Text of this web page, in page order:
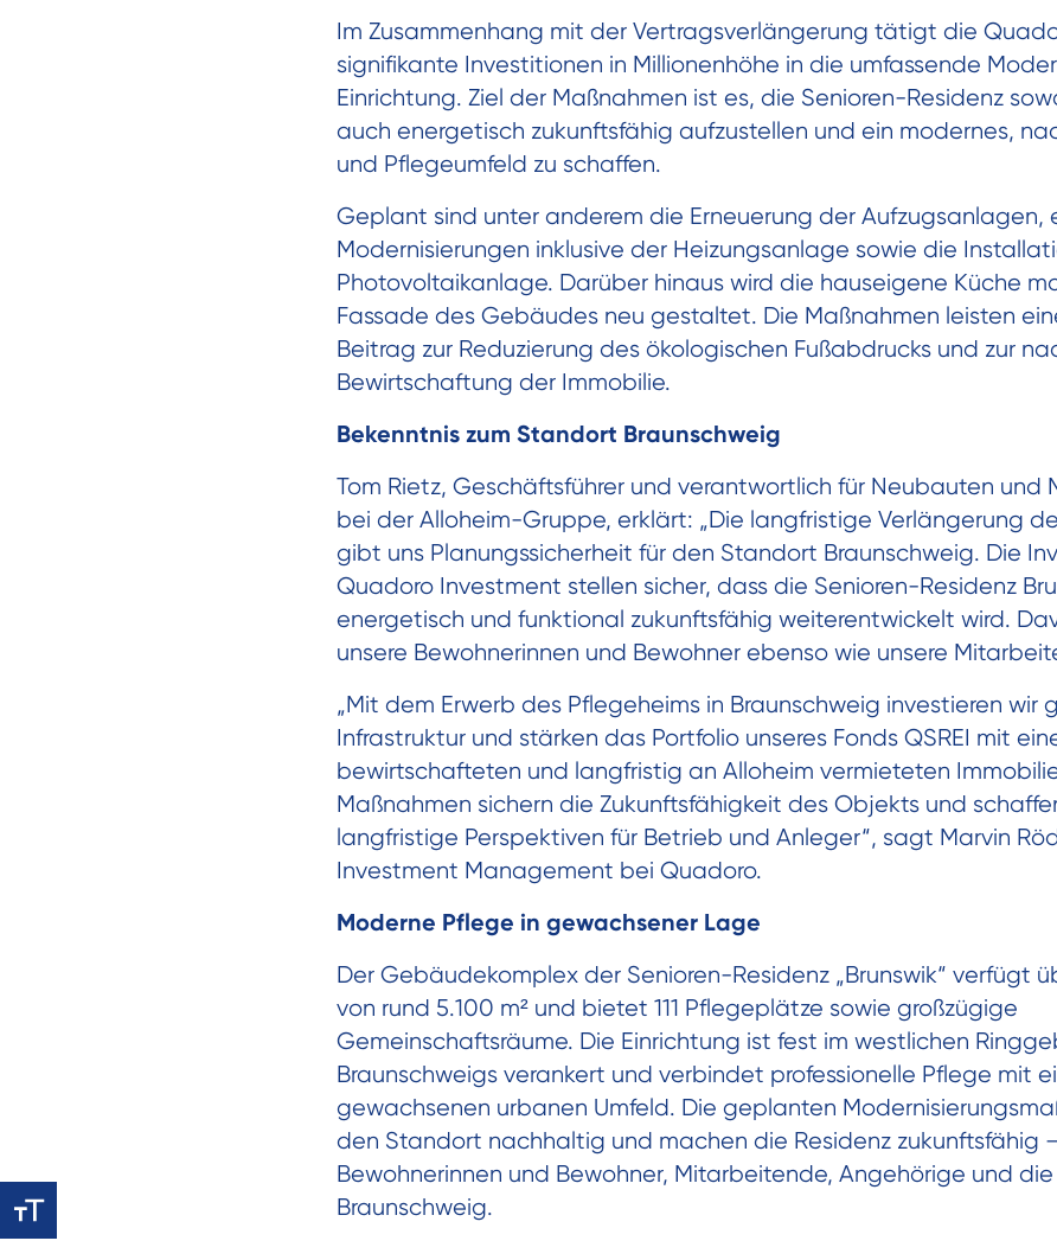
Im Zusammenhang mit der Vertragsverlängerung tätigt die
signifikante Investitionen in Millionenhöhe in die umfassende
Einrichtung. Ziel der Maßnahmen ist es, die Senioren-Residenz
auch energetisch zukunftsfähig aufzustellen und ein modernes,
und Pflegeumfeld zu schaffen.
Geplant sind unter anderem die Erneuerung der Aufzugsanlagen,
Modernisierungen inklusive der Heizungsanlage sowie die
Photovoltaikanlage. Darüber hinaus wird die hauseigene Küche
Fassade des Gebäudes neu gestaltet. Die Maßnahmen leisten
Beitrag zur Reduzierung des ökologischen Fußabdrucks und zur
Bewirtschaftung der Immobilie.
Bekenntnis zum Standort Braunschweig
Tom Rietz, Geschäftsführer und verantwortlich für Neubauten und
bei der Alloheim-Gruppe, erklärt: „Die langfristige Verlängerung
gibt uns Planungssicherheit für den Standort Braunschweig. Die
Quadoro Investment stellen sicher, dass die Senioren-Residenz
energetisch und funktional zukunftsfähig weiterentwickelt wird.
unsere Bewohnerinnen und Bewohner ebenso wie unsere
„Mit dem Erwerb des Pflegeheims in Braunschweig investieren wir
Infrastruktur und stärken das Portfolio unseres Fonds QSREI mit
bewirtschafteten und langfristig an Alloheim vermieteten
Maßnahmen sichern die Zukunftsfähigkeit des Objekts und
langfristige Perspektiven für Betrieb und Anleger“, sagt Marvin
Investment Management bei Quadoro.
Moderne Pflege in gewachsener Lage
Der Gebäudekomplex der Senioren-Residenz „Brunswik“ verfügt
von rund 5.100 m² und bietet 111 Pflegeplätze sowie großzügige
Gemeinschaftsräume. Die Einrichtung ist fest im westlichen
Braunschweigs verankert und verbindet professionelle Pflege mit
gewachsenen urbanen Umfeld. Die geplanten
den Standort nachhaltig und machen die Residenz zukunftsfähig
Bewohnerinnen und Bewohner, Mitarbeitende, Angehörige und
Braunschweig.